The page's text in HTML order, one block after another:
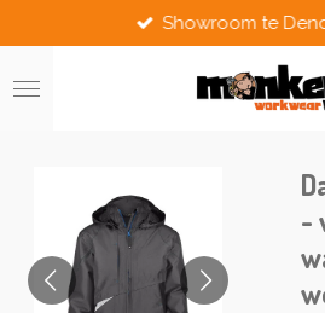
direct
naar
de
Showroom te
-